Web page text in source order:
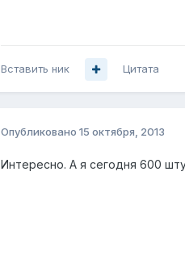
Вставить ник Цитата
Опубликовано 15 октября, 2013
Интересно. А я сегодня 600